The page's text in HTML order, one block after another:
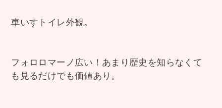
車いすトイレ外観。
フォロロマーノ広い！あまり歴史を知らなくて
も見るだけでも価値あり。